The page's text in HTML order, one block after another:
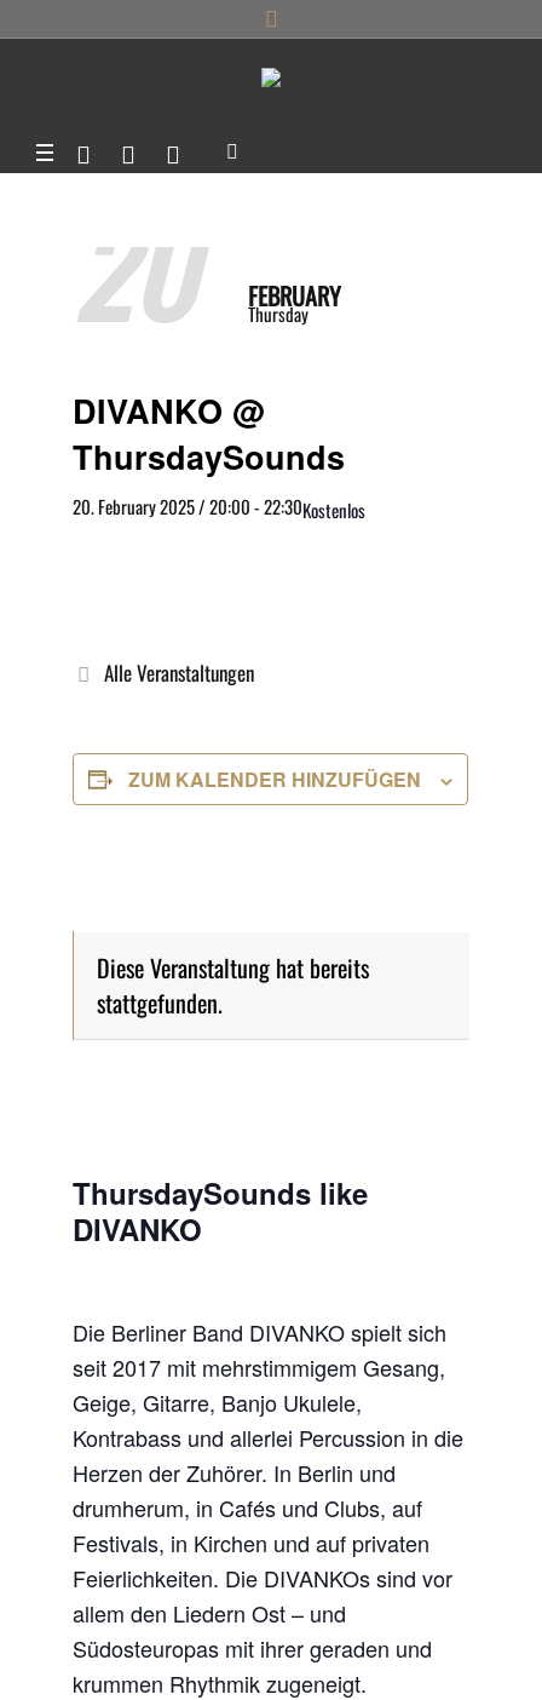
20 FEBRUARY
Thursday
DIVANKO @
ThursdaySounds
20. February 2025 / 20:00-22:30Kostenlos
Alle Veranstaltungen
ZUM KALENDER HINZUFÜGEN
Diese Veranstaltung hat bereits
stattgefunden.
ThursdaySounds like
DIVANKO
Die Berliner Band DIVANKO spielt sich
seit 2017 mit mehrstimmigem Gesang,
Geige, Gitarre, Banjo Ukulele,
Kontrabass und allerlei Percussion in die
Herzen der Zuhörer. In Berlin und
drumherum, in Cafés und Clubs, auf
Festivals, in Kirchen und auf privaten
Feierlichkeiten. Die DIVANKOs sind vor
allem den Liedern Ost – und
Südosteuropas mit ihrer geraden und
krummen Rhythmik zugeneigt.